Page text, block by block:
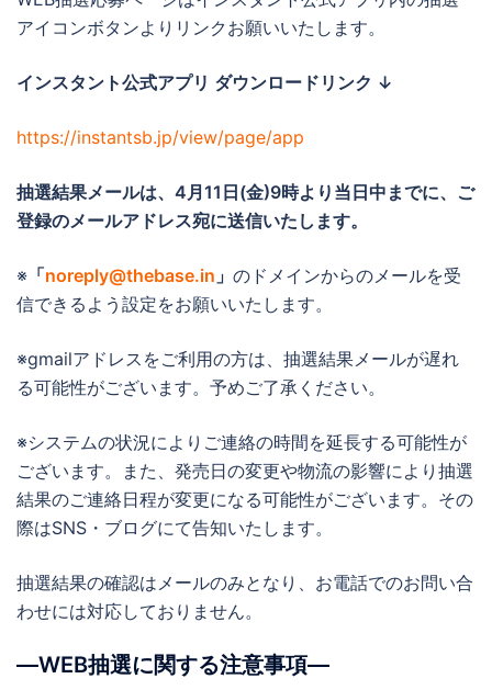
アイコンボタンよりリンクお願いいたします。
インスタント公式アプリ ダウンロードリンク ↓
https://instantsb.jp/view/page/app
抽選結果メールは、4月11日(金)9時より当日中までに、ご
登録のメールアドレス宛に送信いたします。
※ 「noreply@thebase.in 」 のドメインからのメールを受
信できるよう設定をお願いいたします。
※gmailアドレスをご利用の方は、抽選結果メールが遅れ
る可能性がございます。予めご了承ください。
※システムの状況によりご連絡の時間を延長する可能性が
ございます。また、発売日の変更や物流の影響により抽選
結果のご連絡日程が変更になる可能性がございます。その
際はSNS・ブログにて告知いたします。
抽選結果の確認はメールのみとなり、お電話でのお問い合
わせには対応しておりません。
―WEB抽選に関する注意事項―